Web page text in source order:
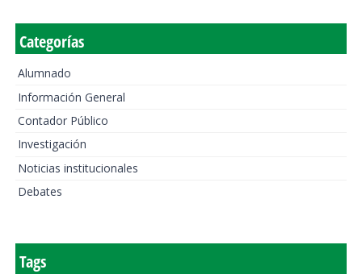
Categorías
Alumnado
Información General
Contador Público
Investigación
Noticias institucionales
Debates
Tags